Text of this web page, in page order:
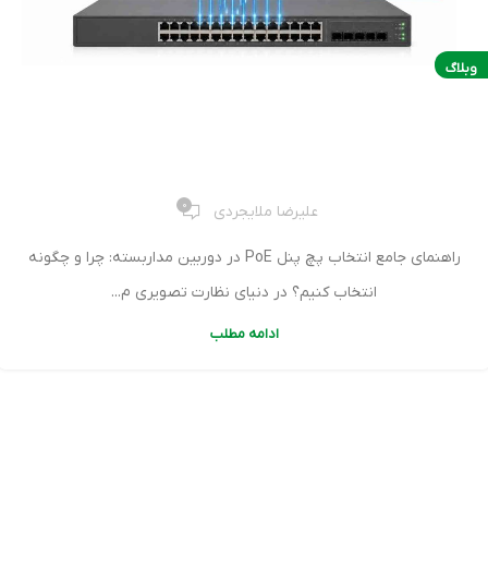
وبلاگ
علیرضا ملایجردی 0
راهنمای جامع انتخاب پچ پنل PoE در دوربین مداربسته: چرا و چگونه
انتخاب کنیم؟ در دنیای نظارت تصویری م...
ادامه مطلب